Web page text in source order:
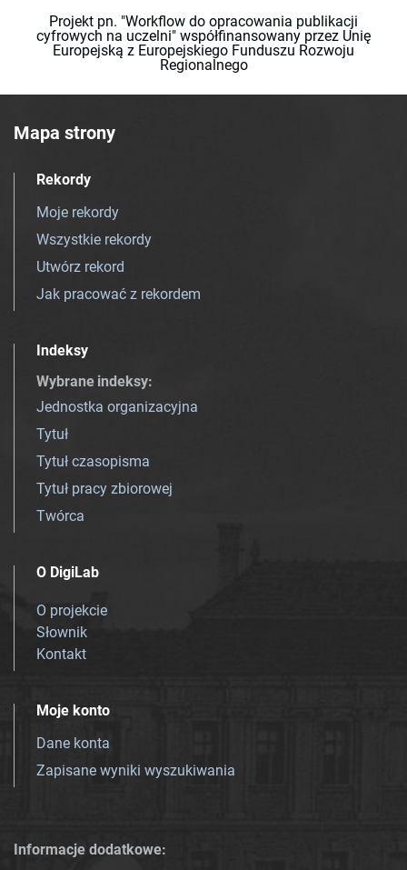
Projekt pn. "Workflow do opracowania publikacji
cyfrowych na uczelni" współfinansowany przez Unię
Europejską z Europejskiego Funduszu Rozwoju
Regionalnego
Mapa strony
Rekordy
Moje rekordy
Wszystkie rekordy
Utwórz rekord
Jak pracować z rekordem
Indeksy
Wybrane indeksy:
Jednostka organizacyjna
Tytuł
Tytuł czasopisma
Tytuł pracy zbiorowej
Twórca
O DigiLab
O projekcie
Słownik
Kontakt
Moje konto
Dane konta
Zapisane wyniki wyszukiwania
Informacje dodatkowe: